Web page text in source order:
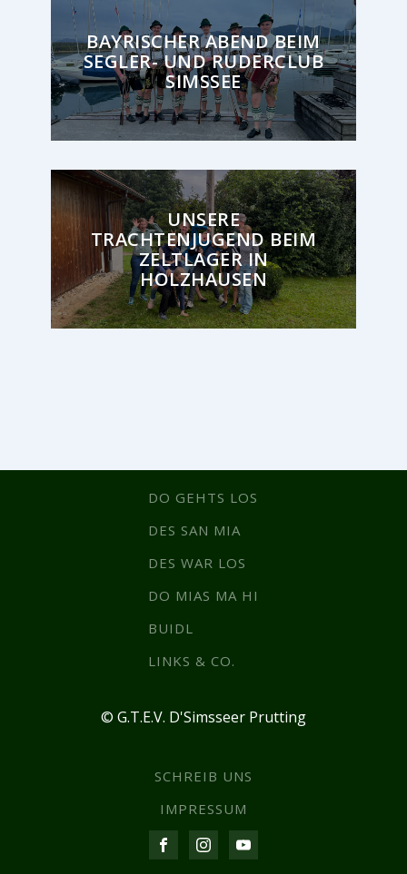
BAYRISCHER ABEND BEIM
SEGLER- UND RUDERCLUB
SIMSSEE
UNSERE
TRACHTENJUGEND BEIM
ZELTLAGER IN
HOLZHAUSEN
DO GEHTS LOS
DES SAN MIA
DES WAR LOS
DO MIAS MA HI
BUIDL
LINKS & CO.
© G.T.E.V. D'Simsseer Prutting
SCHREIB UNS
IMPRESSUM